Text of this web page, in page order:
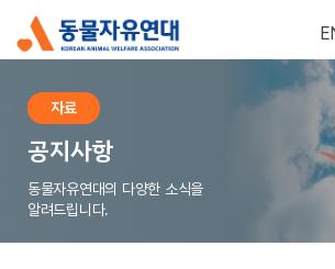
자료
공지사항
동물자유연대의 다양한 소식을
알려드립니다.